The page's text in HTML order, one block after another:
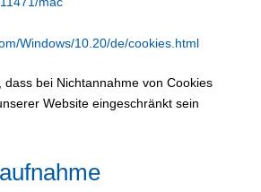
Windows/10.20/de/cookies.html
dass bei Nichtannahme von Cookies
Website eingeschränkt sein